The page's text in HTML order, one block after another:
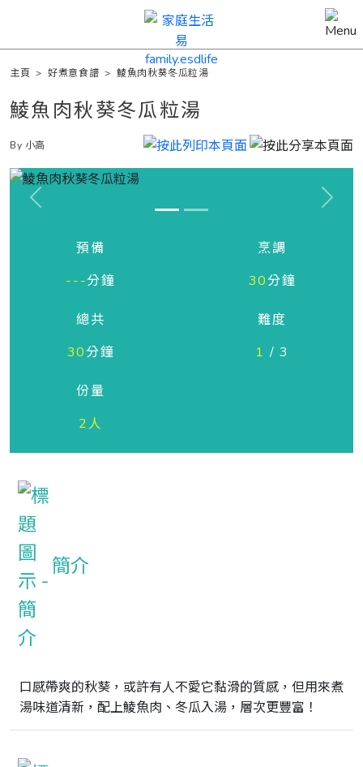
主頁 >好煮意食譜 >鯪魚肉秋葵冬瓜粒湯
鯪魚肉秋葵冬瓜粒湯
By 小高
Previous Next
預備
---分鐘
烹調
30分鐘
總共
30分鐘
難度
1 / 3
份量
2人
簡介
口感帶爽的秋葵，或許有人不愛它黏滑的質感，但用來煮
湯味道清新，配上鯪魚肉、冬瓜入湯，層次更豐富！